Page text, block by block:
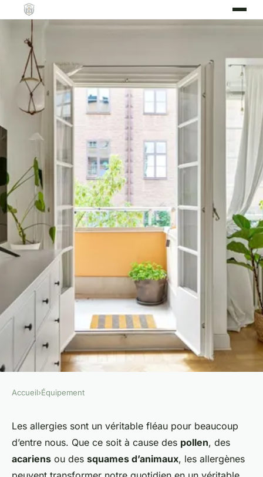
ÉQUIPEMENT
Comment choisir un
purificateur d'air pour une
maison avec des allergies ?
Accueil›Équipement
Les allergies sont un véritable fléau pour beaucoup
d’entre nous. Que ce soit à cause des pollen, des
acariens ou des squames d’animaux, les allergènes